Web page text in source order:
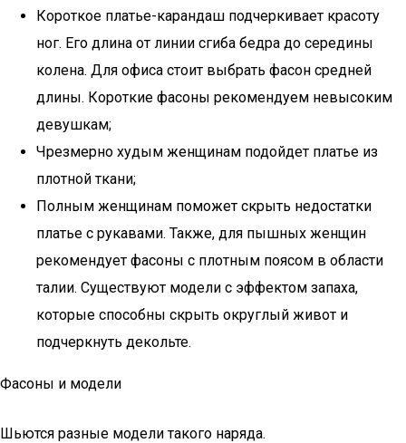
Короткое платье-карандаш подчеркивает красоту
ног. Его длина от линии сгиба бедра до середины
колена. Для офиса стоит выбрать фасон средней
длины. Короткие фасоны рекомендуем невысоким
девушкам;
Чрезмерно худым женщинам подойдет платье из
плотной ткани;
Полным женщинам поможет скрыть недостатки
платье с рукавами. Также, для пышных женщин
рекомендует фасоны с плотным поясом в области
талии. Существуют модели с эффектом запаха,
которые способны скрыть округлый живот и
подчеркнуть декольте.
Фасоны и модели
Шьются разные модели такого наряда.